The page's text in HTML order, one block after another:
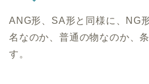
ANG形、SA形と同様に、NG
名なのか、普通の物なのか、
す。